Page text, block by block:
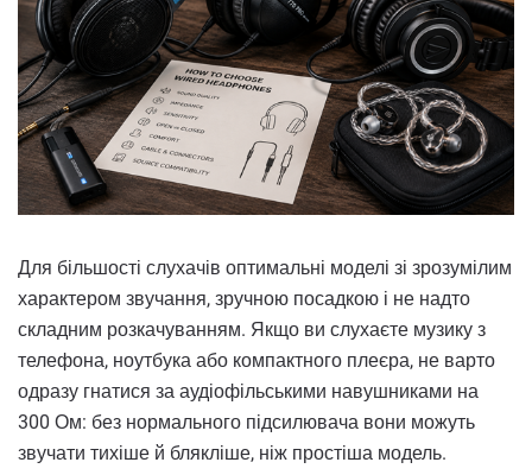
Для більшості слухачів оптимальні моделі зі зрозумілим
характером звучання, зручною посадкою і не надто
складним розкачуванням. Якщо ви слухаєте музику з
телефона, ноутбука або компактного плеєра, не варто
одразу гнатися за аудіофільськими навушниками на
300 Ом: без нормального підсилювача вони можуть
звучати тихіше й блякліше, ніж простіша модель.